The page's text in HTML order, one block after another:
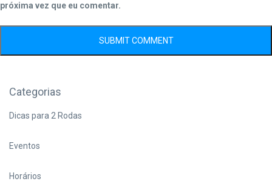
próxima vez que eu comentar.
Categorias
Dicas para 2 Rodas
Eventos
Horários